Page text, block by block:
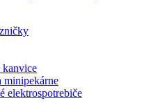
kanvice
elektrospotrebiče